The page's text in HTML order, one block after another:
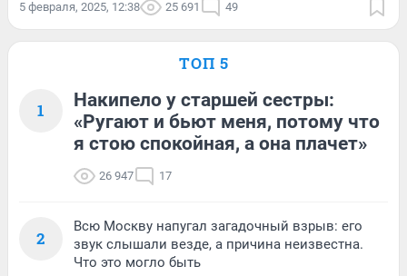
5 февраля, 2025, 12:38 25 691 49
ТОП 5
1
Накипело у старшей сестры:
«Ругают и бьют меня, потому что
я стою спокойная, а она плачет»
26 947 17
2
Всю Москву напугал загадочный взрыв: его
звук слышали везде, а причина неизвестна.
Что это могло быть